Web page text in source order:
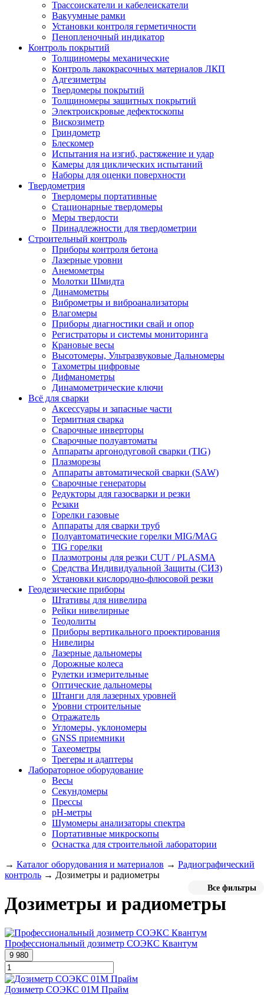
Трассоискатели и кабелеискатели
Вакуумные рамки
Установки контроля герметичности
Пенопленочный индикатор
Контроль покрытий
Толщиномеры механические
Контроль лакокрасочных материалов ЛКП
Адгезиметры
Твердомеры покрытий
Толщиномеры защитных покрытий
Электроискровые дефектоскопы
Вискозиметр
Гриндометр
Блескомер
Испытания на изгиб, растяжение и удар
Камеры для циклических испытаний
Наборы для оценки поверхности
Твердометрия
Твердомеры портативные
Стационарные твердомеры
Меры твердости
Принадлежности для твердометрии
Строительный контроль
Приборы контроля бетона
Лазерные уровни
Анемометры
Молотки Шмидта
Динамометры
Виброметры и виброанализаторы
Влагомеры
Приборы диагностики свай и опор
Регистраторы и системы мониторинга
Крановые весы
Высотомеры, Ультразвуковые Дальномеры
Тахометры цифровые
Дифманометры
Динамометрические ключи
Всё для сварки
Аксессуары и запасные части
Термитная сварка
Сварочные инверторы
Сварочные полуавтоматы
Аппараты аргонодуговой сварки (TIG)
Плазморезы
Аппараты автоматической сварки (SAW)
Сварочные генераторы
Редукторы для газосварки и резки
Резаки
Горелки газовые
Аппараты для сварки труб
Полуавтоматические горелки MIG/MAG
TIG горелки
Плазмотроны для резки CUT / PLASMA
Средства Индивидуальной Защиты (СИЗ)
Установки кислородно-флюсовой резки
Геодезические приборы
Штативы для нивелира
Рейки нивелирные
Теодолиты
Приборы вертикального проектирования
Нивелиры
Лазерные дальномеры
Дорожные колеса
Рулетки измерительные
Оптические дальномеры
Штанги для лазерных уровней
Уровни строительные
Отражатель
Угломеры, уклономеры
GNSS приемники
Тахеометры
Трегеры и адаптеры
Лабораторное оборудование
Весы
Секундомеры
Прессы
pH-метры
Шумомеры анализаторы спектра
Портативные микроскопы
Оснастка для строительной лаборатории
→ Каталог оборудования и материалов → Радиографический
контроль → Дозиметры и радиометры
Все фильтры
Дозиметры и радиометры
Профессиональный дозиметр СОЭКС Квантум
9 980
Дозиметр СОЭКС 01М Прайм